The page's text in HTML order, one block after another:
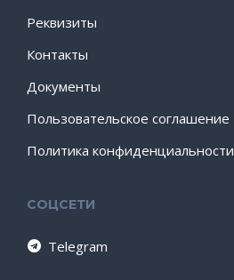
Реквизиты
Контакты
Документы
Пользовательское соглашение
Политика конфиденциальности
СОЦСЕТИ
Telegram